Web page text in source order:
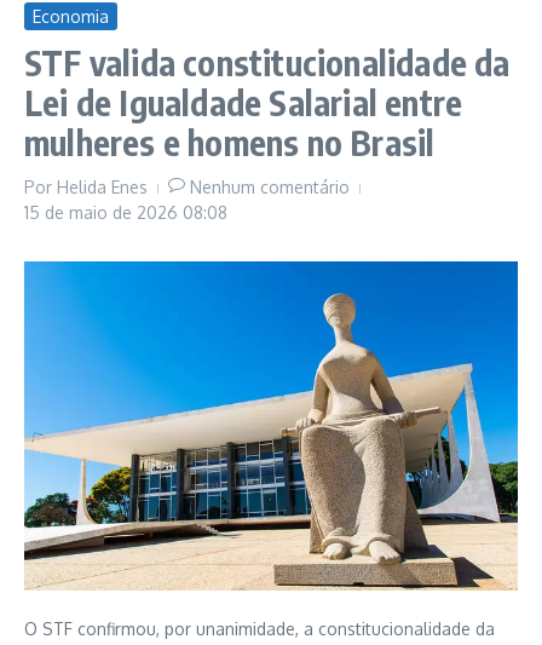
Economia
STF valida constitucionalidade da
Lei de Igualdade Salarial entre
mulheres e homens no Brasil
Por Helida Enes
Nenhum comentário
15 de maio de 2026 08:08
O STF confirmou, por unanimidade, a constitucionalidade da